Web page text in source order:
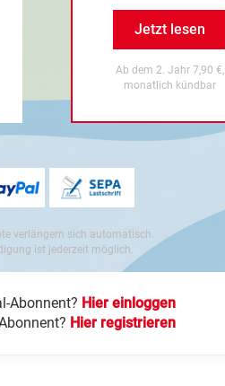
Jetzt lesen
Ab dem 2. Jahr 7,90 €,
monatlich kündbar
verlängern sich automatisch.
ist jederzeit möglich.
Abonnent? Hier einloggen
Hier registrieren